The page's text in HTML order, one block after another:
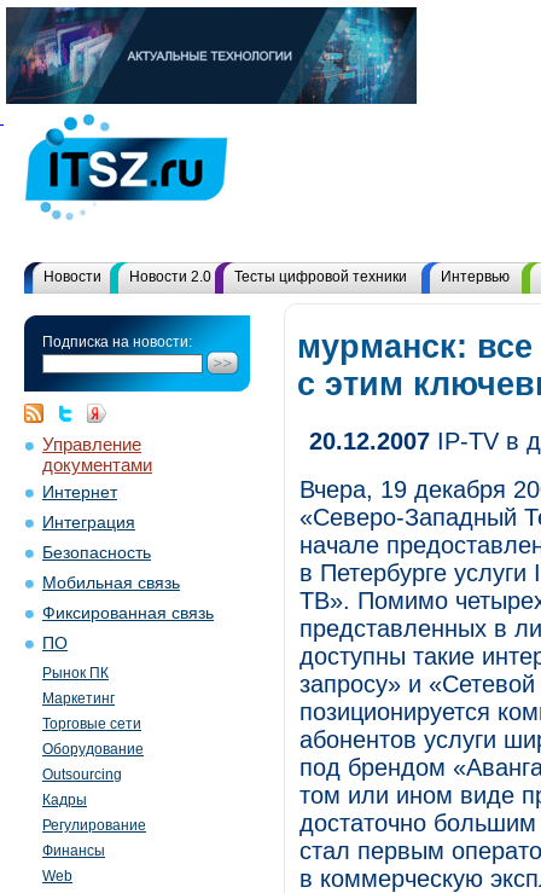
Новости Новости 2.0 Тесты цифровой техники Интервью
Подписка на новости:
Управление
документами
Интернет
Интеграция
Безопасность
Мобильная связь
Фиксированная связь
ПО
Рынок ПК
Маркетинг
Торговые сети
Оборудование
Outsourcing
Кадры
Регулирование
Финансы
Web
мурманск:
с этим
20.12.2007 IP-TV в
Вчера, 19 декабря
«Северо-Западный
начале
в Петербурге
ТВ». Помимо
представленных в
доступны такие
запросу» и
позиционируется
абонентов услуги
под брендом
том или ином виде
достаточно
стал первым
в коммерческую